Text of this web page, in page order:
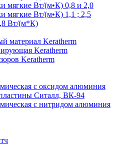
мягкие Вт/(м•К) 0,8 и 2,0
мягкие Вт/(м•К) 1,1 ; 2,5
Вт/(м*К)
материал Keratherm
Keratherm
Keratherm
с оксидом алюминия
Ситалл, ВК-94
с нитридом алюминия